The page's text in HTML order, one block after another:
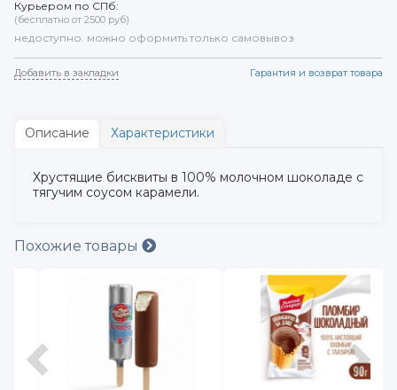
Курьером по СПб:
(бесплатно от 2500 руб)
недоступно. можно оформить только самовывоз
Добавить в закладки Гарантия и возврат товара
Описание Характеристики
Хрустящие бисквиты в 100% молочном шоколаде с
тягучим соусом карамели.
Похожие товары